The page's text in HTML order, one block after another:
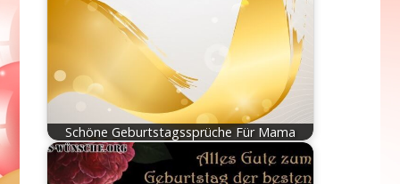
Schöne Geburtstagssprüche Für Mama